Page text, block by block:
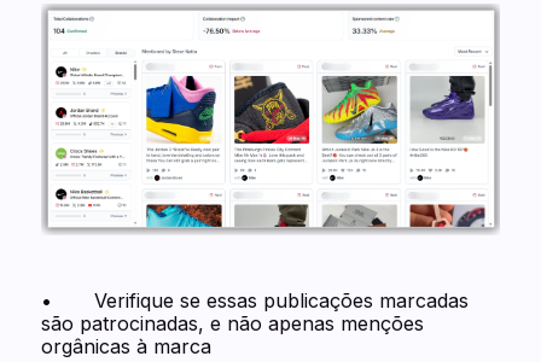
• Verifique se essas publicações marcadas
são patrocinadas, e não apenas menções
orgânicas à marca